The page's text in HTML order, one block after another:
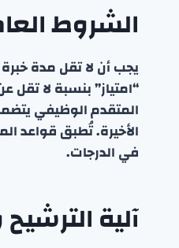
الشروط
يجب أن لا تقل مدة
المتقدم الوظيفي
في الدرجات.
آلية